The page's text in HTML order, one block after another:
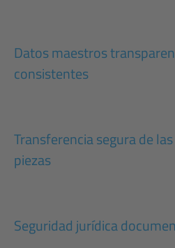
Datos maestros
consistentes
Transferencia segura de
piezas
Seguridad jurídica